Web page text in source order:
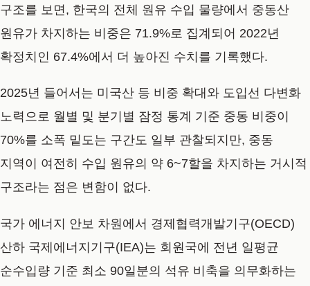
구조를 보면, 한국의 전체 원유 수입 물량에서 중동산
원유가 차지하는 비중은 71.9%로 집계되어 2022년
확정치인 67.4%에서 더 높아진 수치를 기록했다.
2025년 들어서는 미국산 등 비중 확대와 도입선 다변화
노력으로 월별 및 분기별 잠정 통계 기준 중동 비중이
70%를 소폭 밑도는 구간도 일부 관찰되지만, 중동
지역이 여전히 수입 원유의 약 6~7할을 차지하는 거시적
구조라는 점은 변함이 없다.
국가 에너지 안보 차원에서 경제협력개발기구(OECD)
산하 국제에너지기구(IEA)는 회원국에 전년 일평균
순수입량 기준 최소 90일분의 석유 비축을 의무화하는